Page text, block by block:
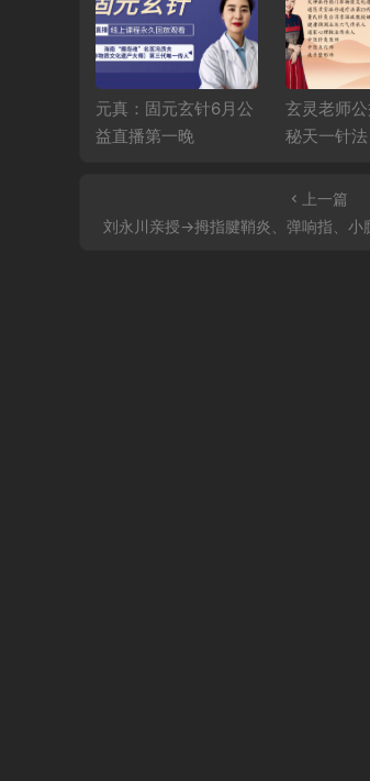
元真：固元玄针6月公
益直播第一晚
玄灵老师
秘天一针
血压、糖
籍
上一篇
刘永川亲授→拇指腱鞘炎、弹响指、小